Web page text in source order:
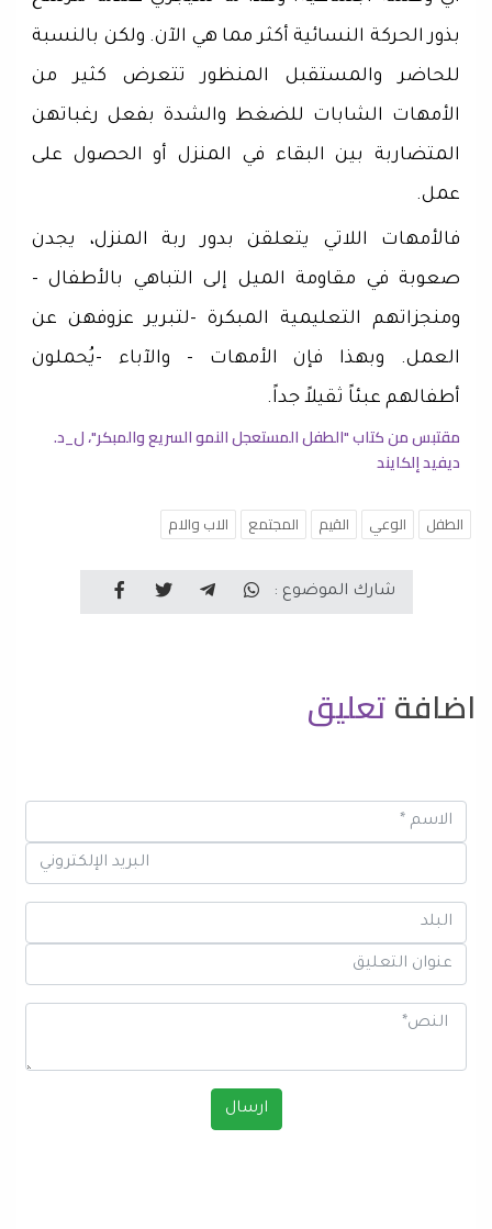
بذور الحركة النسائية أكثر مما هي الآن. ولكن بالنسبة
للحاضر والمستقبل المنظور تتعرض كثير من
الأمهات الشابات للضغط والشدة بفعل رغباتهن
المتضاربة بين البقاء في المنزل أو الحصول على
عمل.
‏فالأمهات اللاتي يتعلقن بدور ربة المنزل، يجدن
صعوبة في مقاومة الميل إلى التباهي بالأطفال -
ومنجزاتهم التعليمية المبكرة -لتبرير عزوفهن عن
العمل. وبهذا فإن الأمهات - والآباء -يُحملون
أطفالهم عبئاً ثقيلاً جداً.
‏مقتبس من كتاب "الطفل المستعجل النمو السريع والمبكر"، ل_د.
ديفيد إلكايند
الطفل الوعي القيم المجتمع الاب والام
شارك الموضوع :
اضافةتعليق